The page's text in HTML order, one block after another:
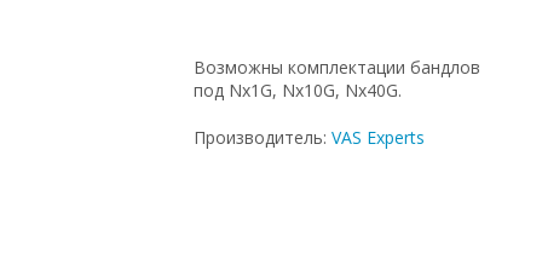
Возможны комплектации бандлов
под Nx1G, Nx10G, Nx40G.
Производитель: VAS Experts